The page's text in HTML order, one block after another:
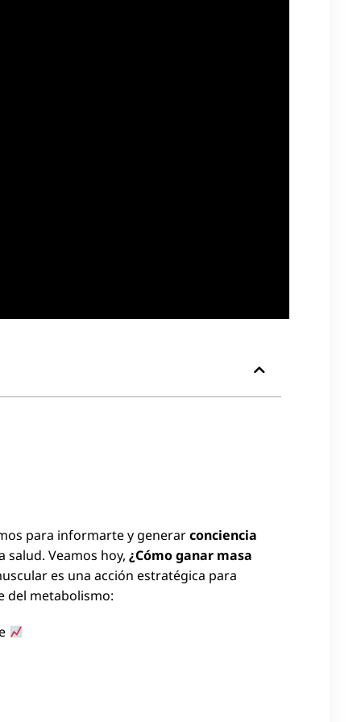
para informarte y generarconciencia
Veamos hoy, ¿Cómo ganar masa
es una acción estratégica para
del metabolismo: